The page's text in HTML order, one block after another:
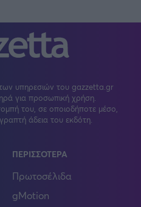
υπηρεσιών του gazzetta.gr
για προσωπική χρήση.
του, σε οποιοδήποτε μέσο,
άδεια του εκδότη.
ΠΕΡΙΣΣΟΤΕΡΑ
Πρωτοσέλιδα
gMotion